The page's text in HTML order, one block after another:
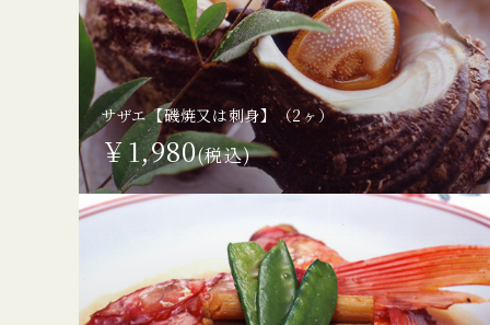
サザエ【磯焼又は刺身】（2ヶ）
￥1,980(税込)